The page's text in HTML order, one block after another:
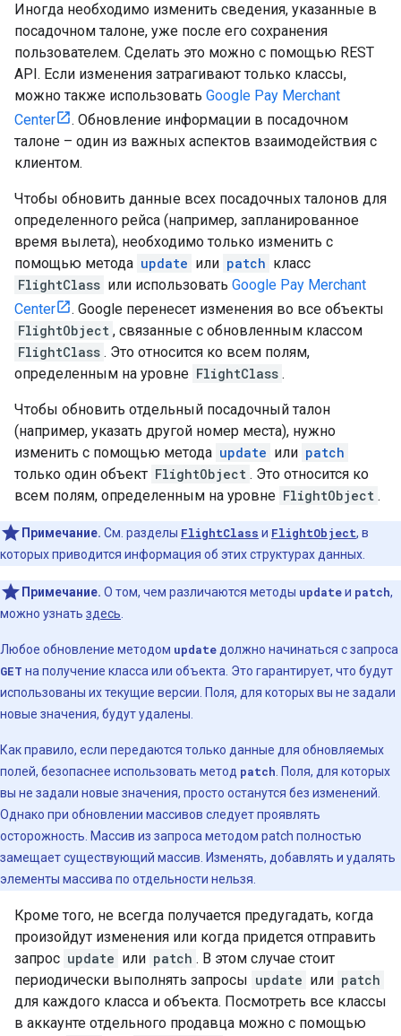
Иногда необходимо изменить сведения, указанные в
посадочном талоне, уже после его сохранения
пользователем. Сделать это можно с помощью REST
API. Если изменения затрагивают только классы,
можно также использовать Google Pay Merchant
Center
. Обновление информации в посадочном
талоне – один из важных аспектов взаимодействия с
клиентом.
Чтобы обновить данные всех посадочных талонов для
определенного рейса (например, запланированное
время вылета), необходимо только изменить с
помощью метода update или patch класс
FlightClass или использовать Google Pay Merchant
Center
. Google перенесет изменения во все объекты
FlightObject , связанные с обновленным классом
FlightClass . Это относится ко всем полям,
определенным на уровне FlightClass .
Чтобы обновить отдельный посадочный талон
(например, указать другой номер места), нужно
изменить с помощью метода update или patch
только один объект FlightObject . Это относится ко
всем полям, определенным на уровне FlightObject .
Примечание. См. разделы FlightClass и FlightObject, в
которых приводится информация об этих структурах данных.
Примечание. О том, чем различаются методы updateи patch,
можно узнать здесь
Любое обновление методом update должно начинаться с запроса
GET на получение класса или объекта. Это гарантирует, что будут
использованы их текущие версии. Поля, для которых вы не задали
новые значения, будут удалены.
Как правило, если передаются только данные для обновляемых
полей, безопаснее использовать метод patch . Поля, для которых
вы не задали новые значения, просто останутся без изменений.
Однако при обновлении массивов следует проявлять
осторожность. Массив из запроса методом patch полностью
замещает существующий массив. Изменять, добавлять и удалять
элементы массива по отдельности нельзя.
Кроме того, не всегда получается предугадать, когда
произойдут изменения или когда придется отправить
запрос update или patch . В этом случае стоит
периодически выполнять запросы update или patch
для каждого класса и объекта. Посмотреть все классы
в аккаунте отдельного продавца можно с помощью